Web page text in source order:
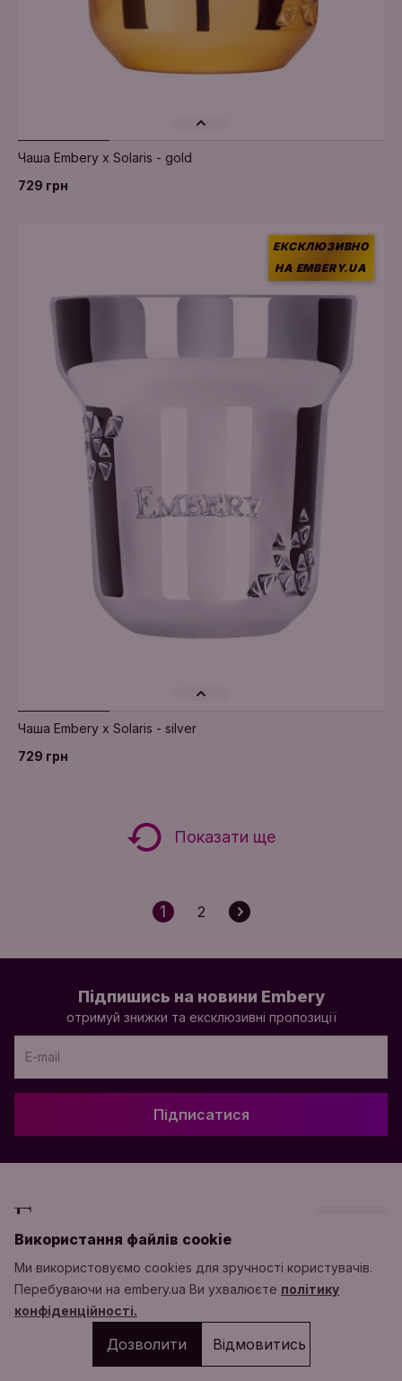
Додати в кошик
Чаша Embery x Solaris - gold
729 грн
ЕКСКЛЮЗИВНО
НА EMBERY.UA
Чаша Embery x Solaris - silver
729 грн
Показати ще
1 2
Підпишись на новини Embery
отримуй знижки та ексклюзивні пропозиції
Підписатися
Використання файлів cookie
Ми використовуємо cookies для зручності користувачів.
Перебуваючи на embery.ua Ви ухвалюєте політику
конфіденційності.
Відмовитись
Дозволити
КАТАЛОГ
КАЛЬЯНИ
ІНФОРМАЦІЯ
ДОСТАВКА ТА ОПЛАТА